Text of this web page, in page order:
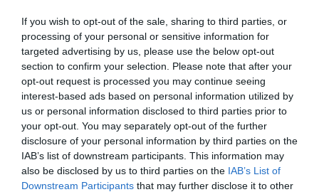
If you wish to opt-out of the sale, sharing to third parties, or
processing of your personal or sensitive information for
targeted advertising by us, please use the below opt-out
section to confirm your selection. Please note that after your
opt-out request is processed you may continue seeing
interest-based ads based on personal information utilized by
us or personal information disclosed to third parties prior to
your opt-out. You may separately opt-out of the further
disclosure of your personal information by third parties on the
IAB’s list of downstream participants. This information may
also be disclosed by us to third parties on the IAB’s List of
Downstream Participants that may further disclose it to other
Marcelo Gullo: “El trabajo de desmitificar la
historia, de poner la verdadera, de
desmontar la falsificación, es un trabajo
cristiano"
por Hispanidad
Artículos anteriores
DIARIO DE LA CORRUPCIÓN SANCHISTA